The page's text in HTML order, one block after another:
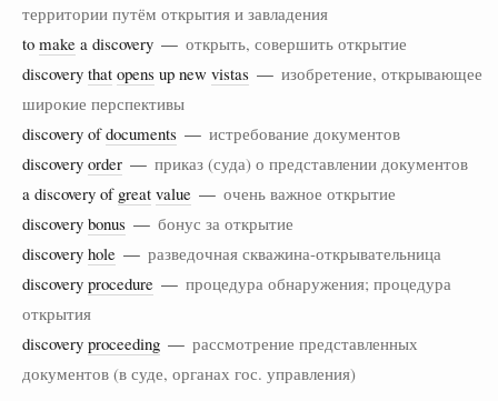
территории путём открытия и завладения
to make a discovery — открыть, совершить открытие
discovery that opens up new vistas — изобретение, открывающее
широкие перспективы
discovery ofdocuments — истребование документов
discovery order — приказ (суда) о представлении документов
a discovery of great value — очень важное открытие
discovery bonus — бонус за открытие
discovery hole — разведочная скважина-открывательница
discovery procedure — процедура обнаружения; процедура
открытия
discovery proceeding — рассмотрение представленных
документов (в суде, органах гос. управления)